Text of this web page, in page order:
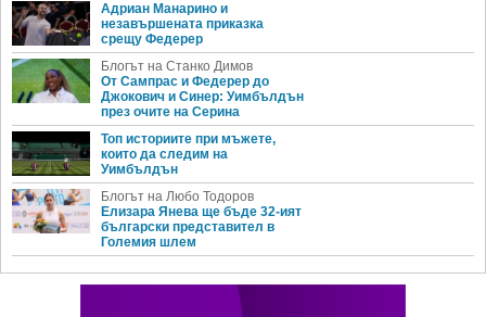
Адриан Манарино и
незавършената приказка
срещу Федерер
Блогът на Станко Димов
От Сампрас и Федерер до
Джокович и Синер: Уимбълдън
през очите на Серина
Топ историите при мъжете,
които да следим на
Уимбълдън
Блогът на Любо Тодоров
Елизара Янева ще бъде 32-ият
български представител в
Големия шлем